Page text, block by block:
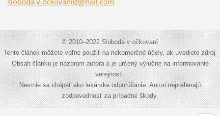
© 2010–2022 Sloboda v očkovaní
Tento článok môžete voľne použiť na nekomerčné účely, ak uvediete zdroj.
Obsah článku je názorom autora a je určený výlučne na informovanie
verejnosti.
Nesmie sa chápať ako lekárske odporúčanie. Autori nepreberajú
zodpovednosť za prípadné škody.